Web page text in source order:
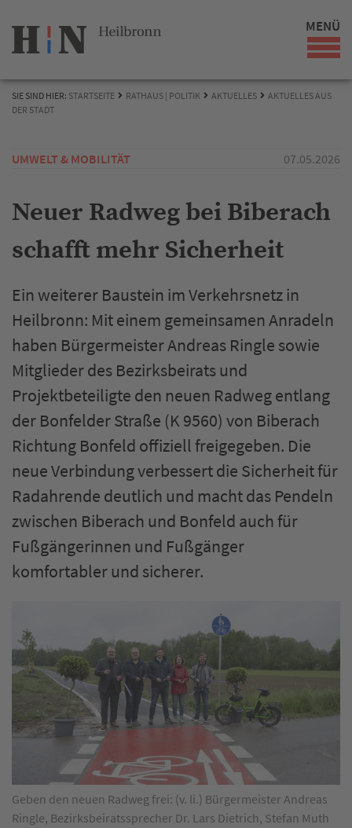
MENÜ
SIE SIND HIER: STARTSEITE RATHAUS | POLITIK AKTUELLES
AKTUELLES AUS
DER STADT
UMWELT & MOBILITÄT 07.05.2026
Neuer Radweg bei Biberach
schafft mehr Sicherheit
Ein weiterer Baustein im Verkehrsnetz in
Heilbronn: Mit einem gemeinsamen Anradeln
haben Bürgermeister Andreas Ringle sowie
Mitglieder des Bezirksbeirats und
Projektbeteiligte den neuen Radweg entlang
der Bonfelder Straße (K 9560) von Biberach
Richtung Bonfeld offiziell freigegeben. Die
neue Verbindung verbessert die Sicherheit für
Radahrende deutlich und macht das Pendeln
zwischen Biberach und Bonfeld auch für
Fußgängerinnen und Fußgänger
komfortabler und sicherer.
Geben den neuen Radweg frei: (v. li.) Bürgermeister Andreas
Ringle, Bezirksbeiratssprecher Dr. Lars Dietrich, Stefan Muth